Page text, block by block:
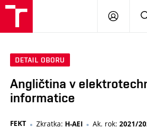
DETAIL OBORU
Angličtina v
informatice
FEKT Zkratka: H-AEI Ak. rok: 2021/